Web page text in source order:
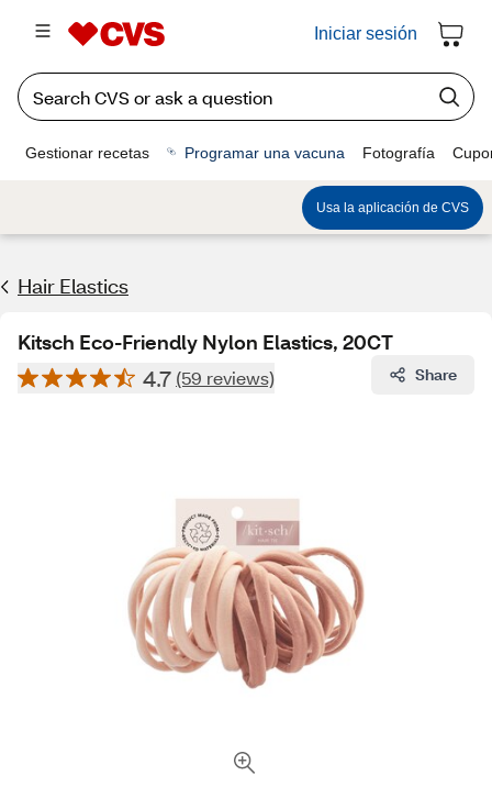
Iniciar sesión
Gestionar recetas Programar una vacuna Fotografía
Usa la aplicación de CVS
Hair Elastics
Kitsch Eco-Friendly Nylon Elastics, 20CT
4.7 (59 reviews) Share